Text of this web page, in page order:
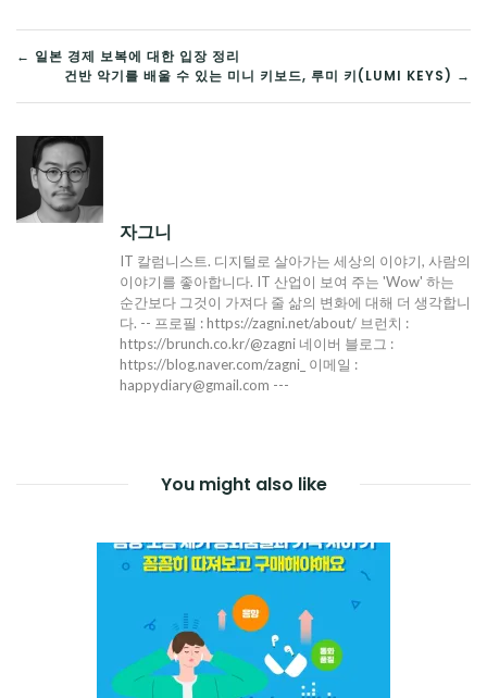
글
탐
색
← 일본 경제 보복에 대한 입장 정리
건반 악기를 배울 수 있는 미니 키보드, 루미 키(LUMI KEYS) →
자그니
IT 칼럼니스트. 디지털로 살아가는 세상의 이야기, 사람의
이야기를 좋아합니다. IT 산업이 보여 주는 'Wow' 하는
순간보다 그것이 가져다 줄 삶의 변화에 대해 더 생각합니
다. -- 프로필 : https://zagni.net/about/ 브런치 :
https://brunch.co.kr/@zagni 네이버 블로그 :
https://blog.naver.com/zagni_ 이메일 :
happydiary@gmail.com ---
You might also like